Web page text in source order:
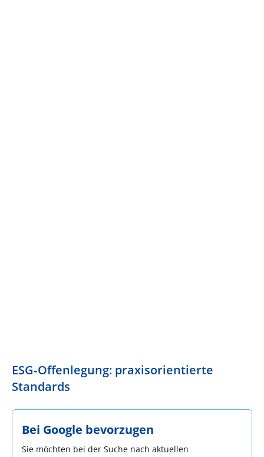
ESG‑Offenlegung: praxisorientierte
Standards
Bei Google bevorzugen
Sie möchten bei der Suche nach aktuellen